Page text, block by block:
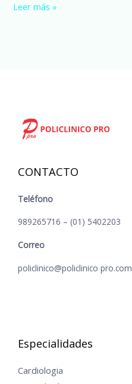
Leer más »
CONTACTO
Teléfono
989265716 – (01) 5402203
Correo
policlinico@policlinico pro.com
Especialidades
Cardiologia